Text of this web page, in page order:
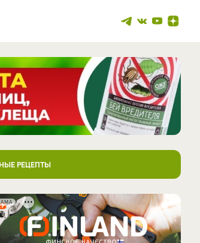
РЕЦЕПТЫ